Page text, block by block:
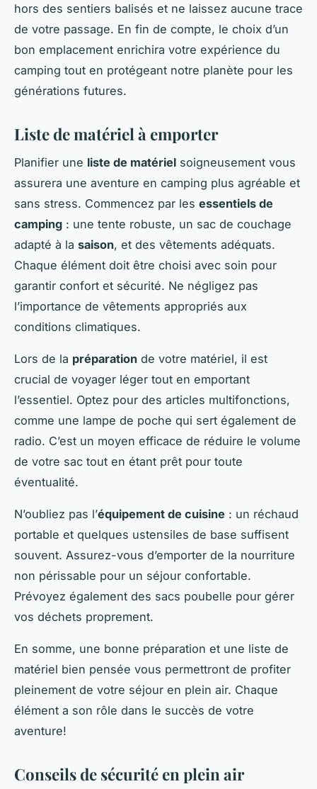
hors des sentiers balisés et ne laissez aucune trace
de votre passage. En fin de compte, le choix d’un
bon emplacement enrichira votre expérience du
camping tout en protégeant notre planète pour les
générations futures.
Liste de matériel à emporter
Planifier une liste de matériel soigneusement vous
assurera une aventure en camping plus agréable et
sans stress. Commencez par les essentiels de
camping : une tente robuste, un sac de couchage
adapté à la saison, et des vêtements adéquats.
Chaque élément doit être choisi avec soin pour
garantir confort et sécurité. Ne négligez pas
l’importance de vêtements appropriés aux
conditions climatiques.
Lors de la préparation de votre matériel, il est
crucial de voyager léger tout en emportant
l’essentiel. Optez pour des articles multifonctions,
comme une lampe de poche qui sert également de
radio. C’est un moyen efficace de réduire le volume
de votre sac tout en étant prêt pour toute
éventualité.
N’oubliez pas l’équipement de cuisine : un réchaud
portable et quelques ustensiles de base suffisent
souvent. Assurez-vous d’emporter de la nourriture
non périssable pour un séjour confortable.
Prévoyez également des sacs poubelle pour gérer
vos déchets proprement.
En somme, une bonne préparation et une liste de
matériel bien pensée vous permettront de profiter
pleinement de votre séjour en plein air. Chaque
élément a son rôle dans le succès de votre
aventure!
Conseils de sécurité en plein air